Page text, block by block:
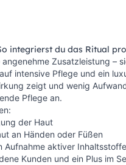
integrierst du das Ritual
Zusatzleistung –
intensive Pflege und ein
zeigt und wenig
Pflege an.
der Haut
an Händen oder Füßen
Aufnahme aktiver Inhaltsstoffe
Kunden und ein Plus im